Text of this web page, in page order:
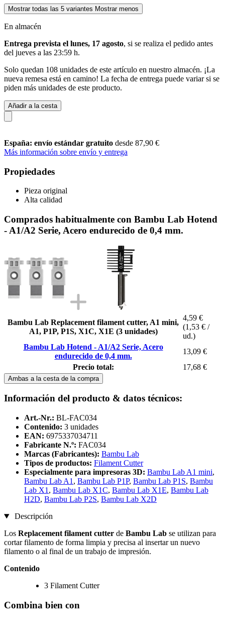
Mostrar todas las 5 variantes Mostrar menos
En almacén
Entrega prevista el lunes, 17 agosto, si se realiza el pedido antes
del jueves a las 23:59 h.
Solo quedan 108 unidades de este artículo en nuestro almacén. ¡La
nueva remesa está en camino! La fecha de entrega puede variar si se
piden más unidades de este producto.
Añadir a la cesta
España: envío estándar gratuito desde 87,90 €
Más información sobre envío y entrega
Propiedades
Pieza original
Alta calidad
Comprados habitualmente con Bambu Lab Hotend
- A1/A2 Serie, Acero endurecido de 0,4 mm.
Bambu Lab Replacement filament cutter, A1 mini,
A1, P1P, P1S, X1C, X1E (3 unidades)
4,59 €
(1,53 € /
ud.)
Bambu Lab Hotend - A1/A2 Serie, Acero
endurecido de 0,4 mm.
13,09 €
Precio total:
17,68 €
Ambas a la cesta de la compra
Información del producto & datos técnicos:
Art.-Nr.: BL-FAC034
Contenido: 3 unidades
EAN: 6975337034711
Fabricante N.º: FAC034
Marcas (Fabricantes): Bambu Lab
Tipos de productos: Filament Cutter
Especialmente para impresoras 3D: Bambu Lab A1 mini,
Bambu Lab A1 , Bambu Lab P1P, Bambu Lab P1S, Bambu
Lab X1 , Bambu Lab X1C, Bambu Lab X1E, Bambu Lab
H2D, Bambu Lab P2S, Bambu Lab X2D
Descripción
Los Replacement filament cutter de Bambu Lab se utilizan para
cortar filamento de forma limpia y precisa al insertar un nuevo
filamento o al final de un trabajo de impresión.
Contenido
3 Filament Cutter
Combina bien con